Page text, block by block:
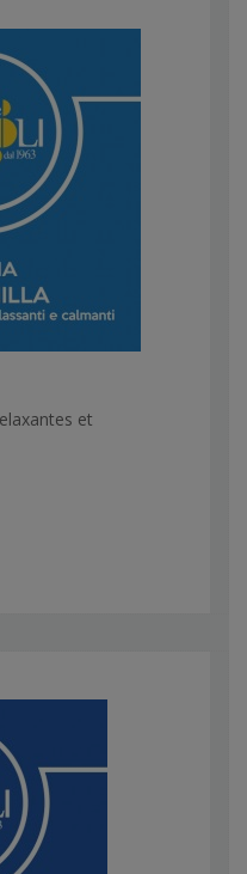
et